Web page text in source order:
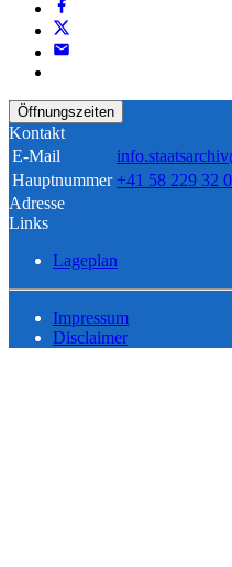
Öffnungszeiten
Kontakt
E-Mail
Hauptnummer +41 58 229 32
Adresse
Links
Lageplan
Impressum
Disclaimer